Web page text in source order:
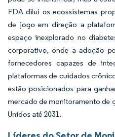
FDA dilui os ecossistemas
de jogo em direção a
espaço inexplorado no
corporativo, onde a adoção
fornecedores capazes de
plataformas de cuidados
estão posicionados para
mercado de monitoramento de
Unidos até 2031.